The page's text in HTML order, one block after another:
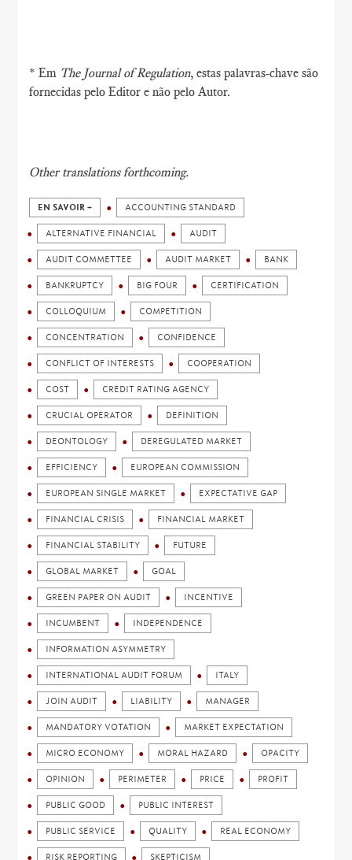
* Em The Journal of Regulation, estas palavras-chave são
fornecidas pelo Editor e não pelo Autor.
Other translations forthcoming.
EN SAVOIR + ACCOUNTING STANDARD
ALTERNATIVE FINANCIAL AUDIT
AUDIT COMMETTEE AUDIT MARKET BANK
BANKRUPTCY BIG FOUR CERTIFICATION
COLLOQUIUM COMPETITION
CONCENTRATION CONFIDENCE
CONFLICT OF INTERESTS COOPERATION
COST CREDIT RATING AGENCY
CRUCIAL OPERATOR DEFINITION
DEONTOLOGY DEREGULATED MARKET
EFFICIENCY EUROPEAN COMMISSION
EUROPEAN SINGLE MARKET EXPECTATIVE GAP
FINANCIAL CRISIS FINANCIAL MARKET
FINANCIAL STABILITY FUTURE
GLOBAL MARKET GOAL
GREEN PAPER ON AUDIT INCENTIVE
INCUMBENT INDEPENDENCE
INFORMATION ASYMMETRY
INTERNATIONAL AUDIT FORUM ITALY
JOIN AUDIT LIABILITY MANAGER
MANDATORY VOTATION MARKET EXPECTATION
MICRO ECONOMY MORAL HAZARD OPACITY
OPINION PERIMETER PRICE PROFIT
PUBLIC GOOD PUBLIC INTEREST
PUBLIC SERVICE QUALITY REAL ECONOMY
RISK REPORTING SKEPTICISM